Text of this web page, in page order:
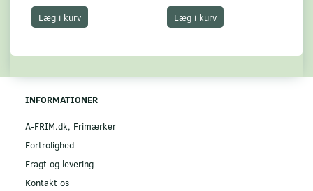
Læg i kurv Læg i kurv
INFORMATIONER
A-FRIM.dk, Frimærker
Fortrolighed
Fragt og levering
Kontakt os